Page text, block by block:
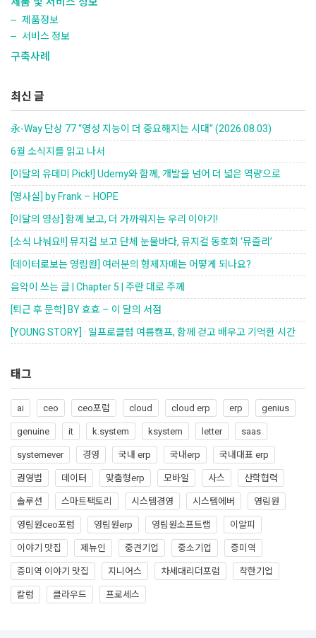
제품정보
서비스 정보
구축사례
최신 글
永-Way 단상 77 “영성 지능이 더 중요해지는 시대” (2026.08.03)
6월 소식지를 읽고 나서
[이달의 유데미 Pick!] Udemy와 함께, 개발을 넘어 더 넓은 역량으로
[영사실] by Frank – HOPE
[이달의 영상] 함께 보고, 더 가까워지는 우리 이야기!
[소식 나눠요!!] 뮤지컬 보고 단체 눈물바다, 뮤지컬 동호회 ‘뮤즐리’
[데이터로보는 영림원] 여러분의 형제자매는 어떻게 되나요?
음악이 쓰는 글 | Chapter 5 | 주란 대로 주께
[퇴근 후 문학] BY 효효 – 이 달의 서점
[YOUNG STORY] · 일프로클럽 여름캠프, 함께 걷고 배우고 기억한 시간
태그
ai ceo ceo포럼 cloud cloud erp erp
genius
genuine
it k.system ksystem letter
saas
systemever
경영 국내 erp 국내erp
국내대표 erp
권영범
데이터 맞춤형erp 모바일 사스
산학협력
솔루션
스마트팩토리 시스템경영 시스템에버
영림원
영림원ceo포럼
영림원erp 영림원소프트랩
이알피
이야기 맛집
제뉴인 중견기업 중소기업
증미역
증미역 이야기 맛집
지니어스 차세대리더포럼
착한기업
칼럼
클라우드 프로세스